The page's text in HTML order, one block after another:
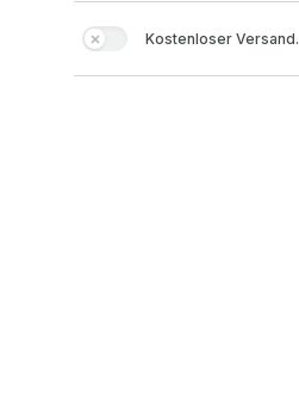
Kostenloser Versand.